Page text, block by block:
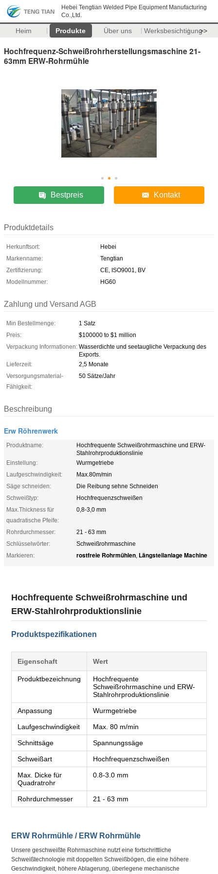
Hebei Tengtian Welded Pipe Equipment Manufacturing
Co.,Ltd.
Heim Produkte Über uns Werksbesichtigung>>
Hochfrequenz-Schweißrohrherstellungsmaschine 21-
63mm ERW-Rohrmühle
Bestpreis Kontakt
Produktdetails
Herkunftsort:
Hebei
Markenname:
Tengtian
Zertifizierung:
CE, ISO9001, BV
Modellnummer:
HG60
Zahlung und Versand AGB
Min Bestellmenge:
1 Satz
Preis:
$100000 to $1 million
Verpackung Informationen: Wasserdichte und seetaugliche Verpackung des
Exports.
Lieferzeit:
2,5 Monate
Versorgungsmaterial-
Fähigkeit:
50 Sätze/Jahr
Beschreibung
Erw Röhrenwerk
Produktname:
Hochfrequente Schweißrohrmaschine und ERW-
Stahlrohrproduktionslinie
Einstellung:
Wurmgetriebe
Laufgeschwindigkeit:
Max.80m/min
Säge schneiden:
Die Reibung sehne Schneiden
Schweißtyp:
Hochfrequenzschweißen
Max.Thickness für
quadratische Pfeife:
0,8-3,0 mm
Rohrdurchmesser:
21 - 63 mm
Schlüsselwörter:
Schweißrohrmaschine
Markieren:
rostfreie Rohrmühlen, Längsteilanlage Machine
Hochfrequente Schweißrohrmaschine und
ERW-Stahlrohrproduktionslinie
Produktspezifikationen
Eigenschaft Wert
Produktbezeichnung
Hochfrequente
Schweißrohrmaschine und ERW-
Stahlrohrproduktionslinie
Anpassung Wurmgetriebe
Laufgeschwindigkeit Max. 80 m/min
Schnittsäge Spannungssäge
Schweißart Hochfrequenzschweißen
Max. Dicke für
Quadratrohr
0.8-3.0 mm
Rohrdurchmesser 21 - 63 mm
ERW Rohrmühle / ERW Rohrmühle
Unsere geschweißte Rohrmaschine nutzt eine fortschrittliche
Schweißtechnologie mit doppelten Schweißbögen, die eine höhere
Geschwindigkeit, höhere Ablagerung, überlegene mechanische